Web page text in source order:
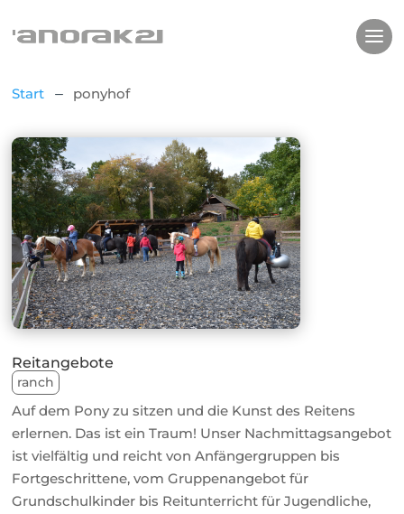
Start K ponyhof
Reitangebote
ranch
Auf dem Pony zu sitzen und die Kunst des Reitens
erlernen. Das ist ein Traum! Unser Nachmittagsangebot
ist vielfältig und reicht von Anfängergruppen bis
Fortgeschrittene, vom Gruppenangebot für
Grundschulkinder bis Reitunterricht für Jugendliche,